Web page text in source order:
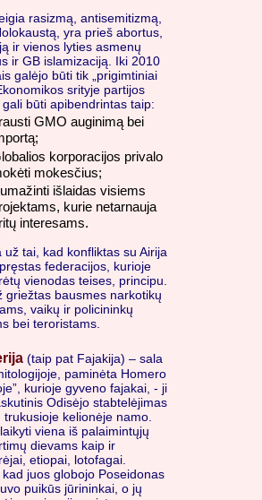
rasizmą, antisemitizmą,
yra prieš abortus,
ir vienos lyties asmenų
ir GB islamizaciją. Iki 2010
galėjo būti tik „prigimtiniai
srityje partijos
gali būti apibendrintas taip:
GMO auginimą bei
korporacijos privalo
mokesčius;
išlaidas visiems
kurie netarnauja
interesams.
už tai, kad konfliktas su Airija
federacijos, kurioje
vienodas teises, principu.
griežtas bausmes narkotikų
vaikų ir policininkų
bei teroristams.
(taip pat Fajakija) – sala
paminėta Homero
kurioje gyveno fajakai, - ji
Odisėjo stabtelėjimas
trukusioje kelionėje namo.
viena iš palaimintųjų
dievams kaip ir
etiopai, lotofagai.
kad juos globojo Poseidonas
puikūs jūrininkai, o jų